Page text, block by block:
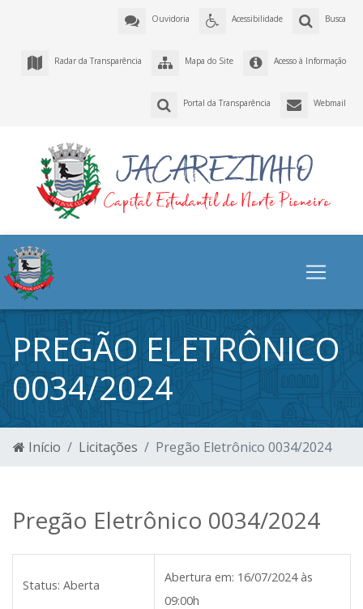
Busca
Acessibilidade
Ouvidoria
Acesso à Informação
Mapa do Site
Radar da Transparência
Webmail
Portal da Transparência
PREGÃO ELETRÔNICO
0034/2024
Início Licitações Pregão Eletrônico 0034/2024
Pregão Eletrônico 0034/2024
Status: Aberta
Abertura em: 16/07/2024 às
09:00h